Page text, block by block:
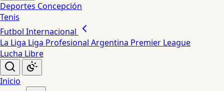
Deportes Concepción
Tenis
Futbol Internacional
La Liga Liga Profesional Argentina Premier League
Lucha Libre
Inicio